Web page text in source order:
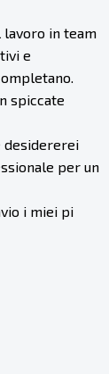
lavoro in team
e
spiccate
desidererei
per un
i miei pi